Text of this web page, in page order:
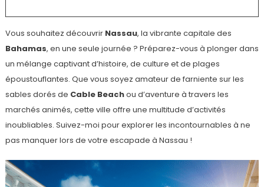
Vous souhaitez découvrir Nassau, la vibrante capitale des
Bahamas, en une seule journée ? Préparez-vous à plonger dans
un mélange captivant d’histoire, de culture et de plages
époustouflantes. Que vous soyez amateur de farniente sur les
sables dorés de Cable Beachou d’aventure à travers les
marchés animés, cette ville offre une multitude d’activités
inoubliables. Suivez-moi pour explorer les incontournables à ne
pas manquer lors de votre escapade à Nassau !